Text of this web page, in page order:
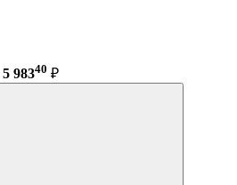
5 98340 ₽